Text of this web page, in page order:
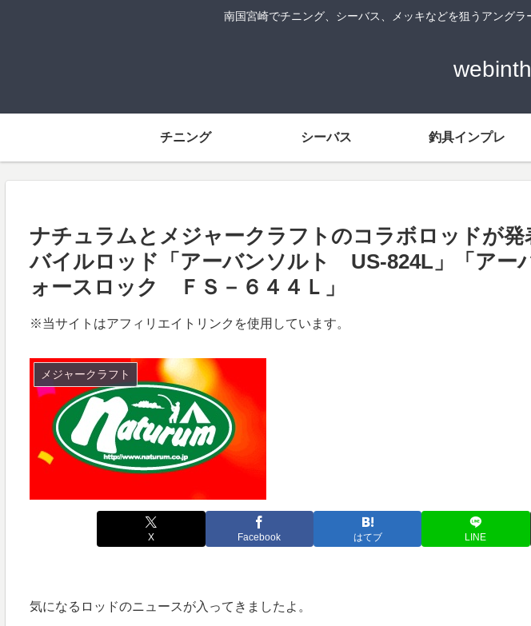
南国宮崎でチニング、シーバス、メッキなどを狙うアング
チニング シーバス 釣具インプレ
ナチュラムとメジャークラフトのコラボロッドが発
バイルロッド「アーバンソルト US-824L」「ア
ォースロック ＦＳ－６４４Ｌ」
※当サイトはアフィリエイトリンクを使用しています。
メジャークラフト
X Facebook はてブ LINE
気になるロッドのニュースが入ってきましたよ。